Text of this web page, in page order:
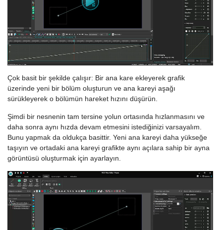
Çok basit bir şekilde çalışır: Bir ana kare ekleyerek grafik
üzerinde yeni bir bölüm oluşturun ve ana kareyi aşağı
sürükleyerek o bölümün hareket hızını düşürün.
Şimdi bir nesnenin tam tersine yolun ortasında hızlanmasını ve
daha sonra aynı hızda devam etmesini istediğinizi varsayalım.
Bunu yapmak da oldukça basittir. Yeni ana kareyi daha yükseğe
taşıyın ve ortadaki ana kareyi grafikte aynı açılara sahip bir ayna
görüntüsü oluşturmak için ayarlayın.